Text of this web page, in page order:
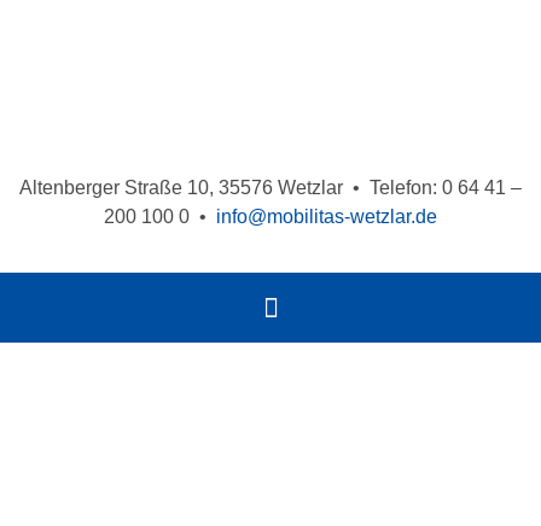
Altenberger Straße 10, 35576 Wetzlar • Telefon: 0 64 41 –
200 100 0 • info@mobilitas-wetzlar.de